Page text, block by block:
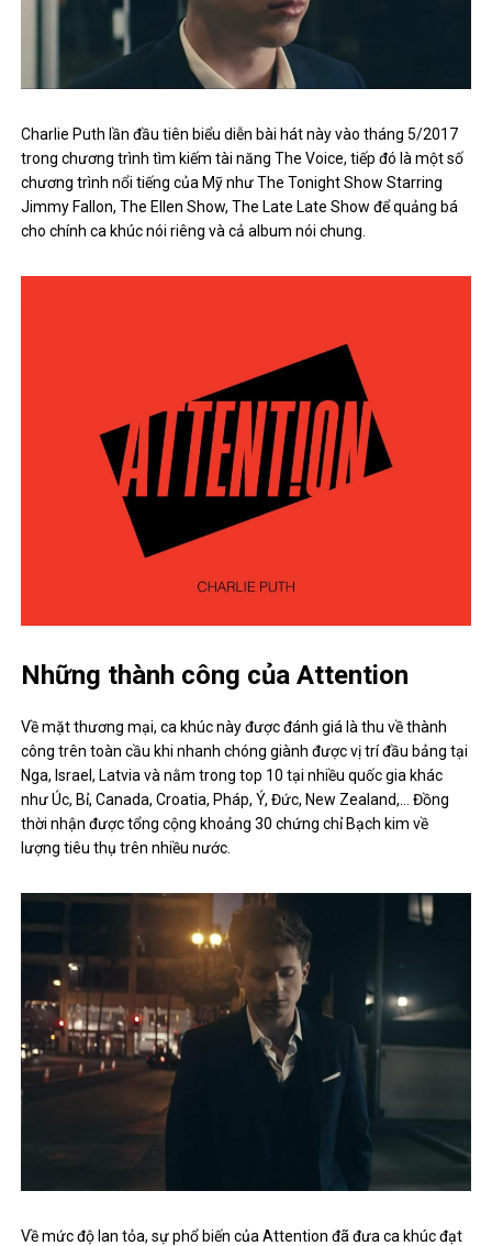
Charlie Puth lần đầu tiên biểu diễn bài hát này vào tháng 5/2017
trong chương trình tìm kiếm tài năng The Voice, tiếp đó là một số
chương trình nổi tiếng của Mỹ như The Tonight Show Starring
Jimmy Fallon, The Ellen Show, The Late Late Show để quảng bá
cho chính ca khúc nói riêng và cả album nói chung.
Những thành công của Attention
Về mặt thương mại, ca khúc này được đánh giá là thu về thành
công trên toàn cầu khi nhanh chóng giành được vị trí đầu bảng tại
Nga, Israel, Latvia và nằm trong top 10 tại nhiều quốc gia khác
như Úc, Bỉ, Canada, Croatia, Pháp, Ý, Đức, New Zealand,… Đồng
thời nhận được tổng cộng khoảng 30 chứng chỉ Bạch kim về
lượng tiêu thụ trên nhiều nước.
Về mức độ lan tỏa, sự phổ biến của Attention đã đưa ca khúc đạt